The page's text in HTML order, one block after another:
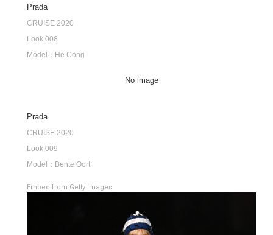
Prada
CRUISE 2020
Look 008
Model：He Cong
No image
Prada
CRUISE 2020
Look 009
Model：Bente Oort
Embed from Getty Images